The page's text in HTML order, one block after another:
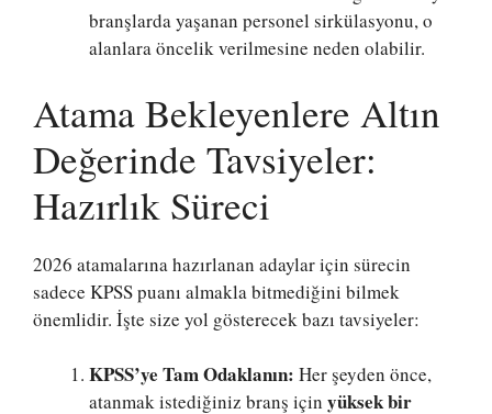
branşlarda yaşanan personel sirkülasyonu, o
alanlara öncelik verilmesine neden olabilir.
Atama Bekleyenlere Altın
Değerinde Tavsiyeler:
Hazırlık Süreci
2026 atamalarına hazırlanan adaylar için sürecin
sadece KPSS puanı almakla bitmediğini bilmek
önemlidir. İşte size yol gösterecek bazı tavsiyeler:
KPSS’ye Tam Odaklanın: Her şeyden önce,
atanmak istediğiniz branş için yüksek bir